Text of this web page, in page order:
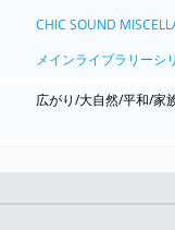
CHIC SOUND
メインライブラリーシ
広がり/大自然/平和/家